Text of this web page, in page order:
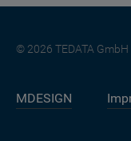
© 2026 TEDATA GmbH
MDESIGN